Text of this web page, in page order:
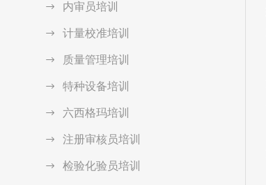
内审员培训
计量校准培训
质量管理培训
特种设备培训
六西格玛培训
注册审核员培训
检验化验员培训